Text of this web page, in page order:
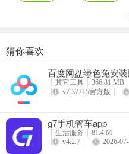
1. 新闻资讯：汇聚热闻头条，畅
2. 政务办事：可进行政务信息
可查。
4. 报料分享：随手即可报料分享
猜你喜欢
百度网盘绿色免安
其它工具
366.81 MB
v7.37.0.5官方版
g7手机管车app
生活服务
81.4 M
v4.2.7
2026-